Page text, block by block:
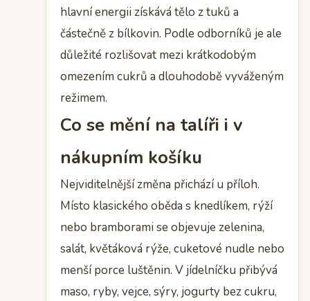
hlavní energii získává tělo z tuků a
částečně z bílkovin. Podle odborníků je ale
důležité rozlišovat mezi krátkodobým
omezením cukrů a dlouhodobě vyváženým
režimem.
Co se mění na talíři i v
nákupním košíku
Nejviditelnější změna přichází u příloh.
Místo klasického oběda s knedlíkem, rýží
nebo bramborami se objevuje zelenina,
salát, květáková rýže, cuketové nudle nebo
menší porce luštěnin. V jídelníčku přibývá
maso, ryby, vejce, sýry, jogurty bez cukru,